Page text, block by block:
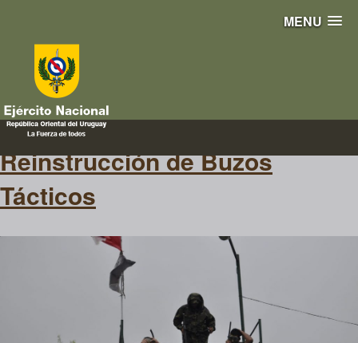
MENU
tácticos
Reinstrucción de Buzos
Tácticos